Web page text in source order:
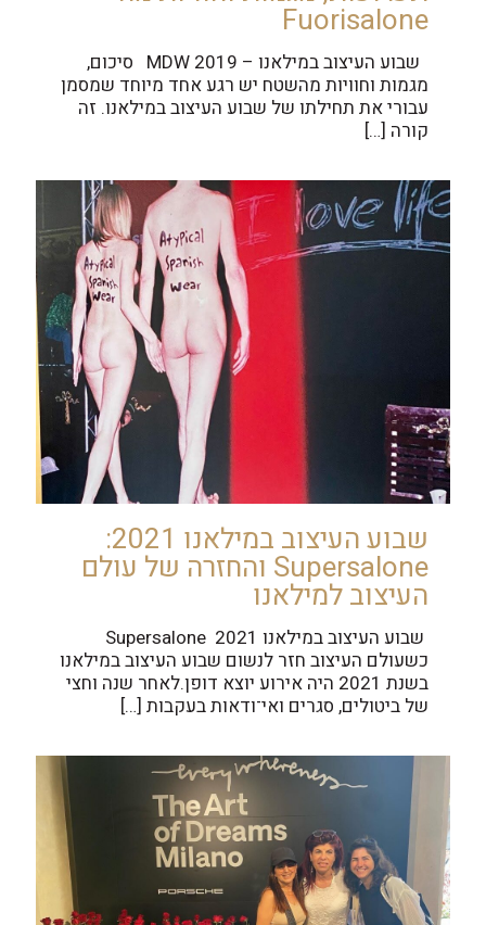
Fuorisalone
שבוע העיצוב במילאנו – MDW 2019 סיכום,
מגמות וחוויות מהשטח יש רגע אחד מיוחד שמסמן
עבורי את תחילתו של שבוע העיצוב במילאנו. זה
קורה […]
שבוע העיצוב במילאנו 2021:
Supersalone והחזרה של עולם
העיצוב למילאנו
כשעולם העיצוב חזר לנשום שבוע העיצוב במילאנו
בשנת 2021 היה אירוע יוצא דופן.לאחר שנה וחצי
של ביטולים, סגרים ואי־ודאות בעקבות […]